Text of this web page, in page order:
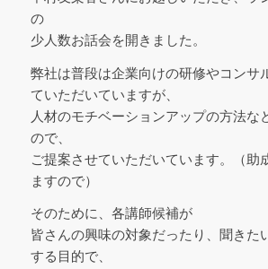
の
少人数お話会を開きました。
弊社は普段は企業向けの研修やコンサ
ていただいていますが、
人材のモチベーションアップの方法な
ので、
ご提案させていただいています。（助
ますので）
そのために、各講師候補が
皆さんの興味の対象だったり、聞きた
する目的で、